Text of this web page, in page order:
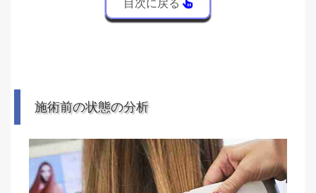
目次に戻る
施術前の状態の分析